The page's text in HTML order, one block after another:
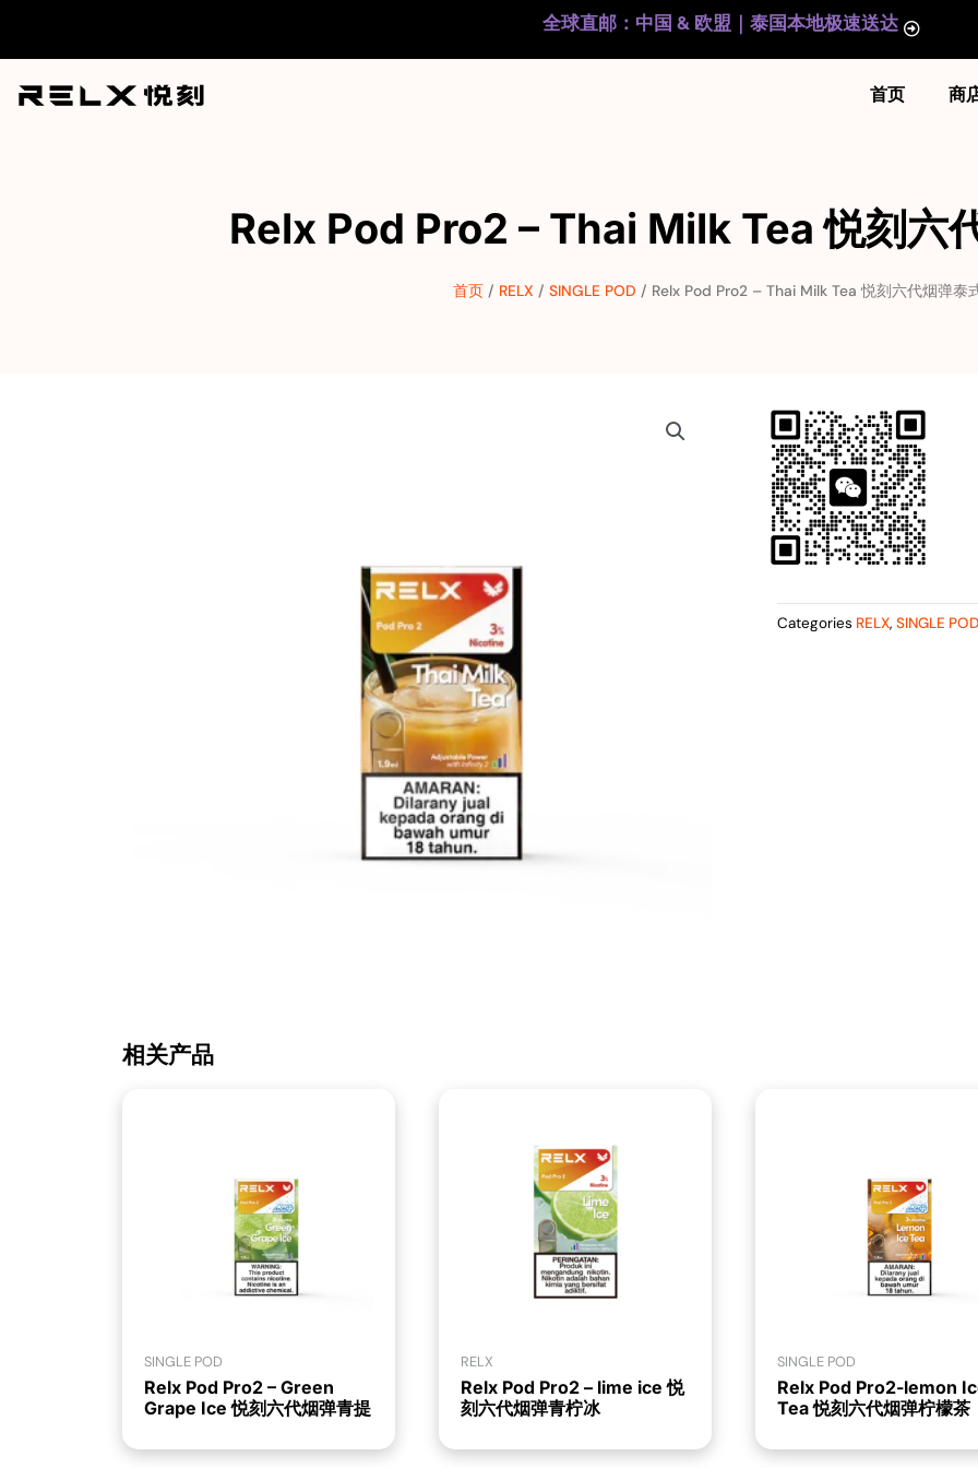
内
全球直邮：中国 & 欧盟｜泰国本地极速送达
首页 商
Relx Pod Pro2 – Thai Milk Tea 悦刻六
首页 / RELX / SINGLE POD / Relx Pod Pro2 – Thai Milk Tea 悦刻六代烟弹泰
Categories RELX, SINGLE POD
相关产品
SINGLE POD
Relx Pod Pro2 – Green
Grape Ice 悦刻六代烟弹青提
RELX
Relx Pod Pro2 – lime ice 悦
刻六代烟弹青柠冰
SINGLE POD
Relx Pod Pro2-lemon
Tea 悦刻六代烟弹柠檬茶